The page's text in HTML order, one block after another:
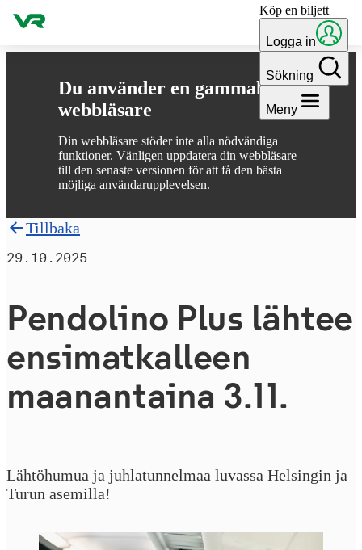
Du använder en gammal
webbläsare
Din webbläsare stöder inte alla nödvändiga
funktioner. Vänligen uppdatera din webbläsare
till den senaste versionen för att få den bästa
möjliga användarupplevelsen.
Gå till innehållet Köp en biljett
Logga in
Sökning
Meny
Tillbaka
29.10.2025
Pendolino Plus lähtee
en­si­mat­kal­leen
maanantaina 3.11.
Lähtöhumua ja juhlatunnelmaa luvassa Helsingin ja
Turun asemilla!